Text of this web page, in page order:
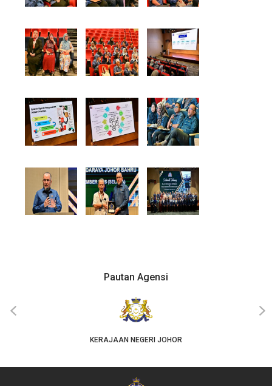
Pautan Agensi
KERAJAAN NEGERI JOHOR
‹ ›